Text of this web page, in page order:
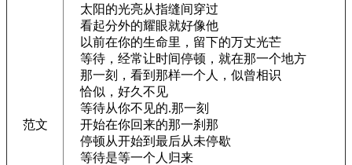
范文
太阳的光亮从指缝间穿过
看起分外的耀眼就好像他
以前在你的生命里，留下的万丈光芒
等待，经常让时间停顿，就在那一个地方
那一刻，看到那样一个人，似曾相识
恰似，好久不见
等待从你不见的.那一刻
开始在你回来的那一刹那
停顿从开始到最后从未停歇
等待是等一个人归来